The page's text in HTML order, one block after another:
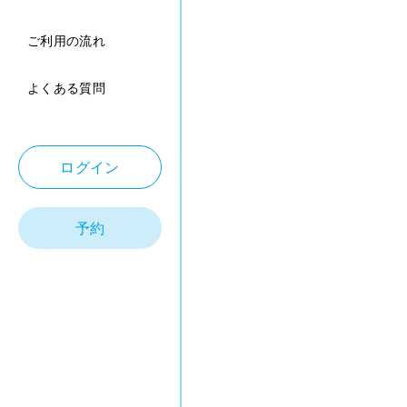
ご利用の流れ
よくある質問
ログイン
予約